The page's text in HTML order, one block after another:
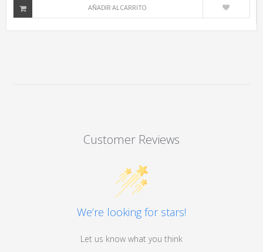
AÑADIR AL CARRITO
Customer Reviews
We’re looking for stars!
Let us know what you think